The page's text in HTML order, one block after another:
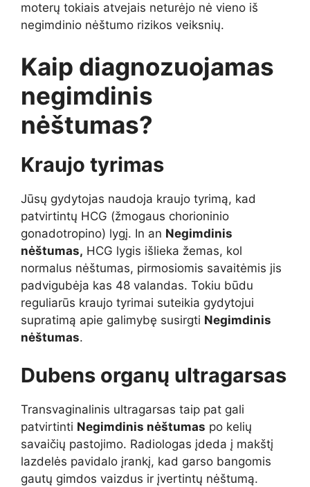
moterų tokiais atvejais neturėjo nė vieno iš
negimdinio nėštumo rizikos veiksnių.
Kaip diagnozuojamas
negimdinis
nėštumas?
Kraujo tyrimas
Jūsų gydytojas naudoja kraujo tyrimą, kad
patvirtintų HCG (žmogaus chorioninio
gonadotropino) lygį. In an Negimdinis
nėštumas, HCG lygis išlieka žemas, kol
normalus nėštumas, pirmosiomis savaitėmis jis
padvigubėja kas 48 valandas. Tokiu būdu
reguliarūs kraujo tyrimai suteikia gydytojui
supratimą apie galimybę susirgti Negimdinis
nėštumas.
Dubens organų ultragarsas
Transvaginalinis ultragarsas taip pat gali
patvirtinti Negimdinis nėštumas po kelių
savaičių pastojimo. Radiologas įdeda į makštį
lazdelės pavidalo įrankį, kad garso bangomis
gautų gimdos vaizdus ir įvertintų nėštumą.